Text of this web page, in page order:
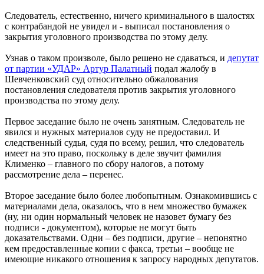
Следователь, естественно, ничего криминального в шалостях
с контрабандой не увидел и - выписал постановления о
закрытия уголовного производства по этому делу.
Узнав о таком произволе, было решено не сдаваться, и депутат
от партии «УДАР» Артур Палатный подал жалобу в
Шевченковский суд относительно обжалования
постановления следователя против закрытия уголовного
производства по этому делу.
Первое заседание было не очень занятным. Следователь не
явился и нужных материалов суду не предоставил. И
следственный судья, судя по всему, решил, что следователь
имеет на это право, поскольку в деле звучит фамилия
Клименко – главного по сбору налогов, а потому
рассмотрение дела – перенес.
Второе заседание было более любопытным. Ознакомившись с
материалами дела, оказалось, что в нем множество бумажек
(ну, ни один нормальный человек не назовет бумагу без
подписи - документом), которые не могут быть
доказательствами. Одни – без подписи, другие – непонятно
кем предоставленные копии с факса, третьи – вообще не
имеющие никакого отношения к запросу народных депутатов.